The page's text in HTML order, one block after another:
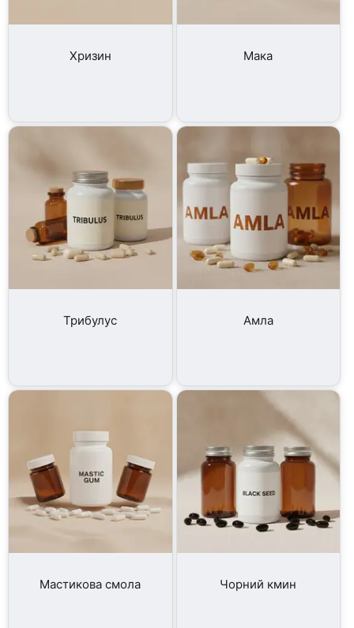
Хризин Мака
Трибулус Амла
Мастикова смола Чорний кмин